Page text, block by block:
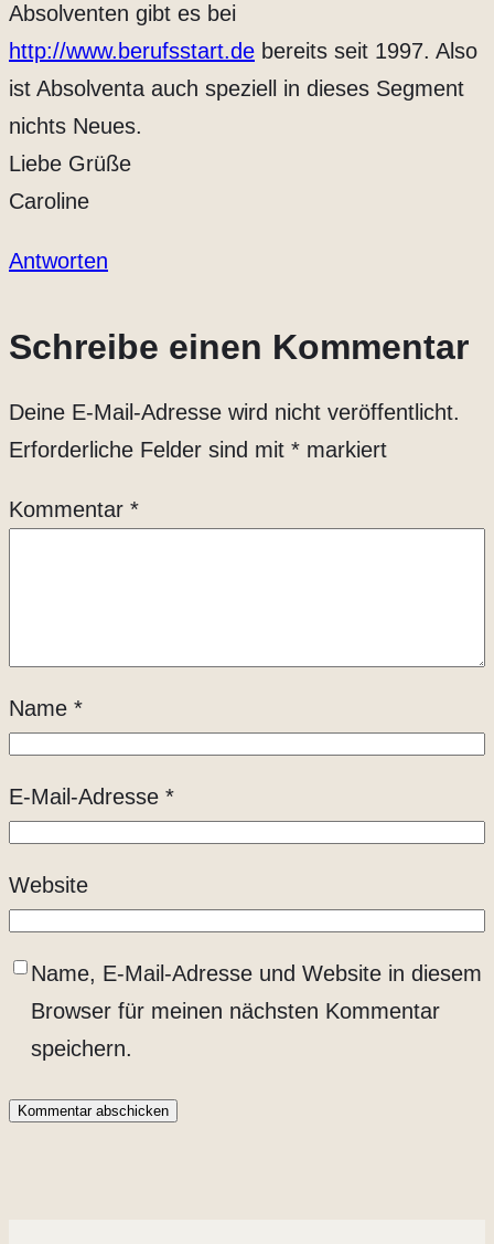
Absolventen gibt es bei
http://www.berufsstart.de bereits seit 1997. Also
ist Absolventa auch speziell in dieses Segment
nichts Neues.
Liebe Grüße
Caroline
Antworten
Schreibe einen Kommentar
Deine E-Mail-Adresse wird nicht veröffentlicht.
Erforderliche Felder sind mit * markiert
Kommentar *
Name *
E-Mail-Adresse *
Website
Name, E-Mail-Adresse und Website in diesem
Browser für meinen nächsten Kommentar
speichern.